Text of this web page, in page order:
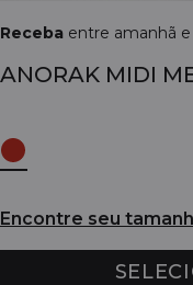
Receba entre amanhã
ANORAK MIDI
Encontre seu